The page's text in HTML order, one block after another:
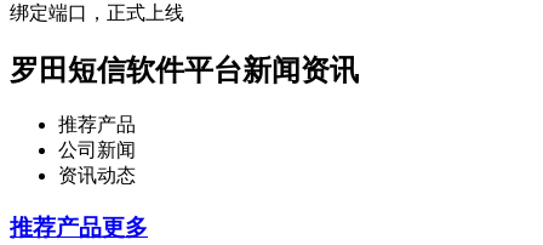
绑定端口，正式上线
罗田短信软件平台新闻资讯
推荐产品
公司新闻
资讯动态
推荐产品更多